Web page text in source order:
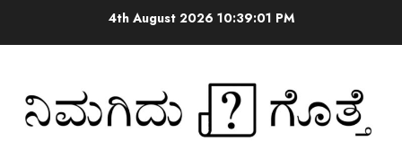
4th August 2026 10:39:02 PM